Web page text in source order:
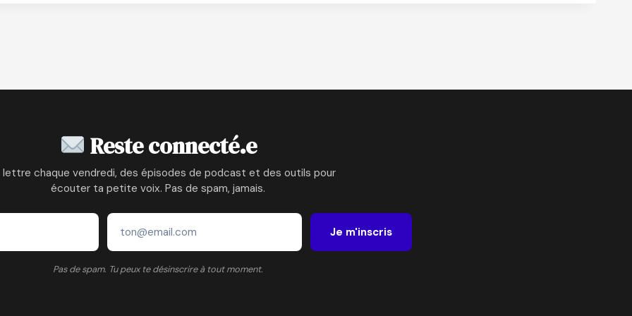
Reste connecté.e
lettre chaque vendredi, des épisodes de podcast et des outils pour
écouter ta petite voix. Pas de spam, jamais.
Je m'inscris
Pas de spam. Tu peux te désinscrire à tout moment.